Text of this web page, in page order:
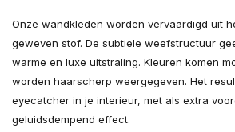
Onze wandkleden worden vervaardigd uit
geweven stof. De subtiele weefstructuur
warme en luxe uitstraling. Kleuren komen
worden haarscherp weergegeven. Het
eyecatcher in je interieur, met als extra
geluidsdempend effect.